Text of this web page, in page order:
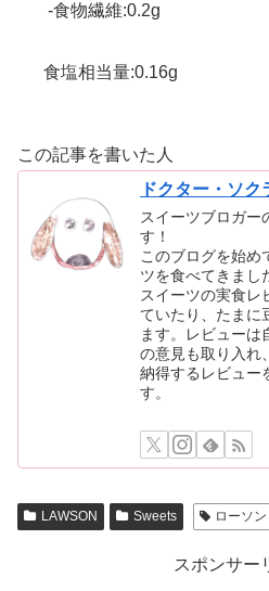
-食物繊維:0.2g
食塩相当量:0.16g
この記事を書いた人
ドクター・ソク
スイーツブロガー
す！
このブログを始め
ツを食べてきまし
スイーツの実食レ
ていたり、たまに
ます。レビューは
の意見も取り入れ
納得するレビュー
す。
LAWSON Sweets ローソン
スポンサー